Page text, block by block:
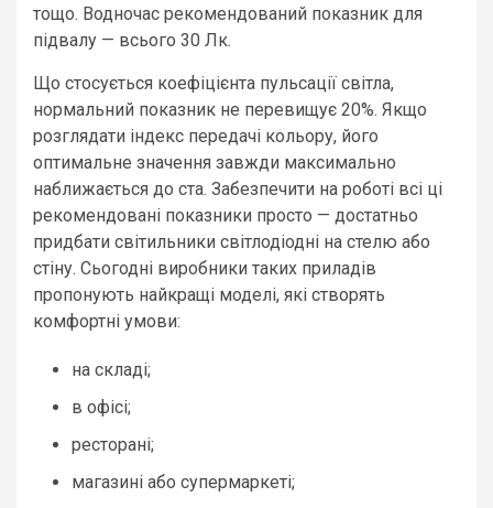
тощо. Водночас рекомендований показник для
підвалу — всього 30 Лк.
Що стосується коефіцієнта пульсації світла,
нормальний показник не перевищує 20%. Якщо
розглядати індекс передачі кольору, його
оптимальне значення завжди максимально
наближається до ста. Забезпечити на роботі всі ці
рекомендовані показники просто — достатньо
придбати світильники світлодіодні на стелю або
стіну. Сьогодні виробники таких приладів
пропонують найкращі моделі, які створять
комфортні умови:
на складі;
в офісі;
ресторані;
магазині або супермаркеті;